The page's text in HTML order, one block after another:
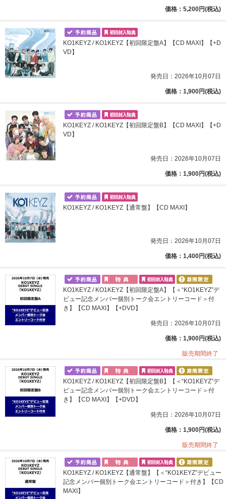
価格：5,200円(税込)
KO1KEYZ / KO1KEYZ【初回限定盤A】【CD MAXI】【+D
VD】
発売日：2026年10月07日
価格：1,900円(税込)
KO1KEYZ / KO1KEYZ【初回限定盤B】【CD MAXI】【+D
VD】
発売日：2026年10月07日
価格：1,900円(税込)
KO1KEYZ / KO1KEYZ【通常盤】【CD MAXI】
発売日：2026年10月07日
価格：1,400円(税込)
KO1KEYZ / KO1KEYZ【初回限定盤A】【＜“KO1KEYZ”デ
ビュー記念メンバー個別トーク会エントリーコード＞付
き】【CD MAXI】【+DVD】
発売日：2026年10月07日
価格：1,900円(税込)
販売期間終了
KO1KEYZ / KO1KEYZ【初回限定盤B】【＜“KO1KEYZ”デ
ビュー記念メンバー個別トーク会エントリーコード＞付
き】【CD MAXI】【+DVD】
発売日：2026年10月07日
価格：1,900円(税込)
販売期間終了
KO1KEYZ / KO1KEYZ【通常盤】【＜“KO1KEYZ”デビュー
記念メンバー個別トーク会エントリーコード＞付き】【CD
MAXI】